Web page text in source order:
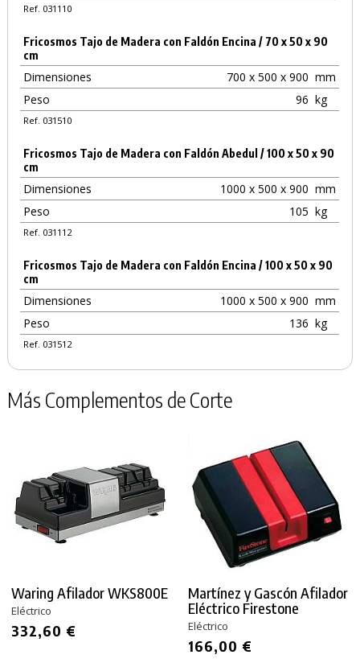
Ref. 031110
Fricosmos Tajo de Madera con Faldón Encina / 70 x 50 x 90
cm
Dimensiones 700 x 500 x 900 mm
Peso
96 kg
Ref. 031510
Fricosmos Tajo de Madera con Faldón Abedul / 100 x 50 x 90
cm
Dimensiones 1000 x 500 x 900 mm
Peso
105 kg
Ref. 031112
Fricosmos Tajo de Madera con Faldón Encina / 100 x 50 x 90
cm
Dimensiones 1000 x 500 x 900 mm
Peso
136 kg
Ref. 031512
Más Complementos de Corte
Waring Afilador WKS800E
Eléctrico
332,60 €
Martínez y Gascón Afilador
Eléctrico Firestone
Eléctrico
166,00 €